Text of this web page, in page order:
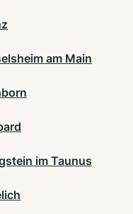
am Main
im Taunus